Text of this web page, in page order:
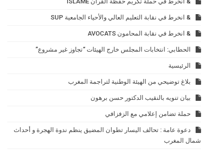
& انخرط في نقابة التعليم العالي والأحياء الجامعية SUP
& انخرط في نقابة المحامون AVOCATS
الحطابي: انتخابات المجلس خارج الهيئات “تجاوز غير مشروع”
الرئيسية
بلاغ توضيحي من الهيئة الوطنية لتراجمة المغرب
بيان تنويه بالنقيب الدكتور حسن برهون
حملة تضامن إعلامي مع الزفزافي
دعوة عامة : تحالف اليسار تطوان المضيق ينظم ندوة الهجرة و أحداث
شمال المغرب